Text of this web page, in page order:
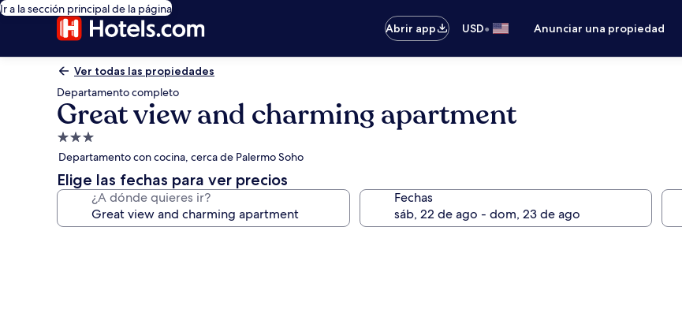
Ir a la sección principal de la página
Abrir app
USD• Anunciar una propiedad
Ver todas las propiedades
Departamento completo
Great view and charming apartment
Propiedad
de
3.0
estrellas
Departamento con cocina, cerca de Palermo Soho
Elige las fechas para ver precios
¿A dónde quieres ir? Fechas